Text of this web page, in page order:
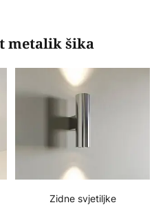
metalik šika
Zidne svjetiljke